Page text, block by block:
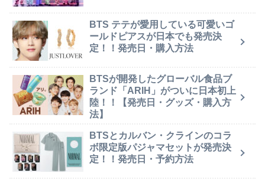
BTS テテが愛用している可愛いゴ
ールドピアスが日本でも発売決
定！！発売日・購入方法
BTSが開発したグローバル食品ブ
ランド「ARIH」がついに日本初上
陸！！【発売日・グッズ・購入方
法】
BTSとカルバン・クラインのコラ
ボ限定版パジャマセットが発売決
定！！発売日・予約方法